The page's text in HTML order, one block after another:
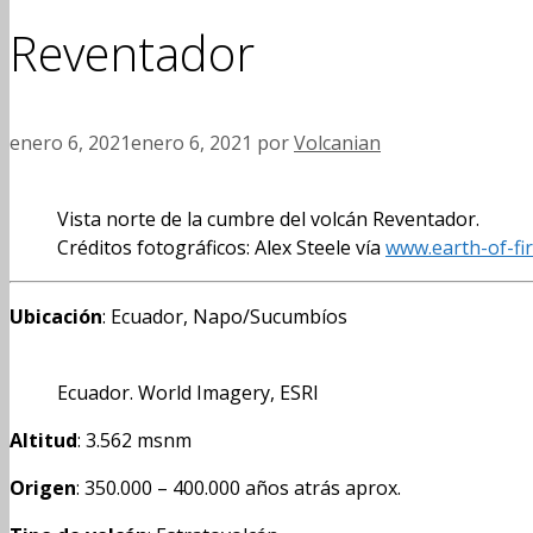
Reventador
enero 6, 2021enero 6, 2021 porVolcanian
Vista norte de la cumbre del volcán Reventador.
Créditos fotográficos: Alex Steele vía www.earth-of-
Ubicación: Ecuador, Napo/Sucumbíos
Ecuador. World Imagery, ESRI
Altitud: 3.562 msnm
Origen: 350.000 – 400.000 años atrás aprox.